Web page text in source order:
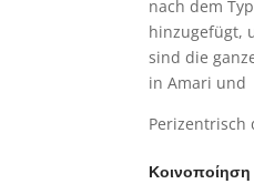
nach dem
hinzugefügt,
sind die
in Amari und
Perizentrisch